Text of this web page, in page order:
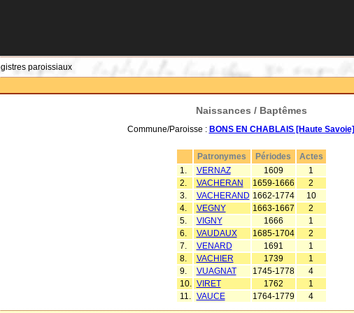
paroissiaux
Naissances / Baptêmes
Commune/Paroisse : BONS EN CHABLAIS [Haute Savoie]
Patronymes Périodes
Actes
1.
VERNAZ 1609
1
2.
VACHERAN 1659-1666
2
3.
VACHERAND 1662-1774
10
4.
VEGNY 1663-1667
2
5.
VIGNY 1666
1
6.
VAUDAUX 1685-1704
2
7.
VENARD 1691
1
8.
VACHIER 1739
1
9.
VUAGNAT 1745-1778
4
10.
VIRET 1762
1
11.
VAUCE 1764-1779 4